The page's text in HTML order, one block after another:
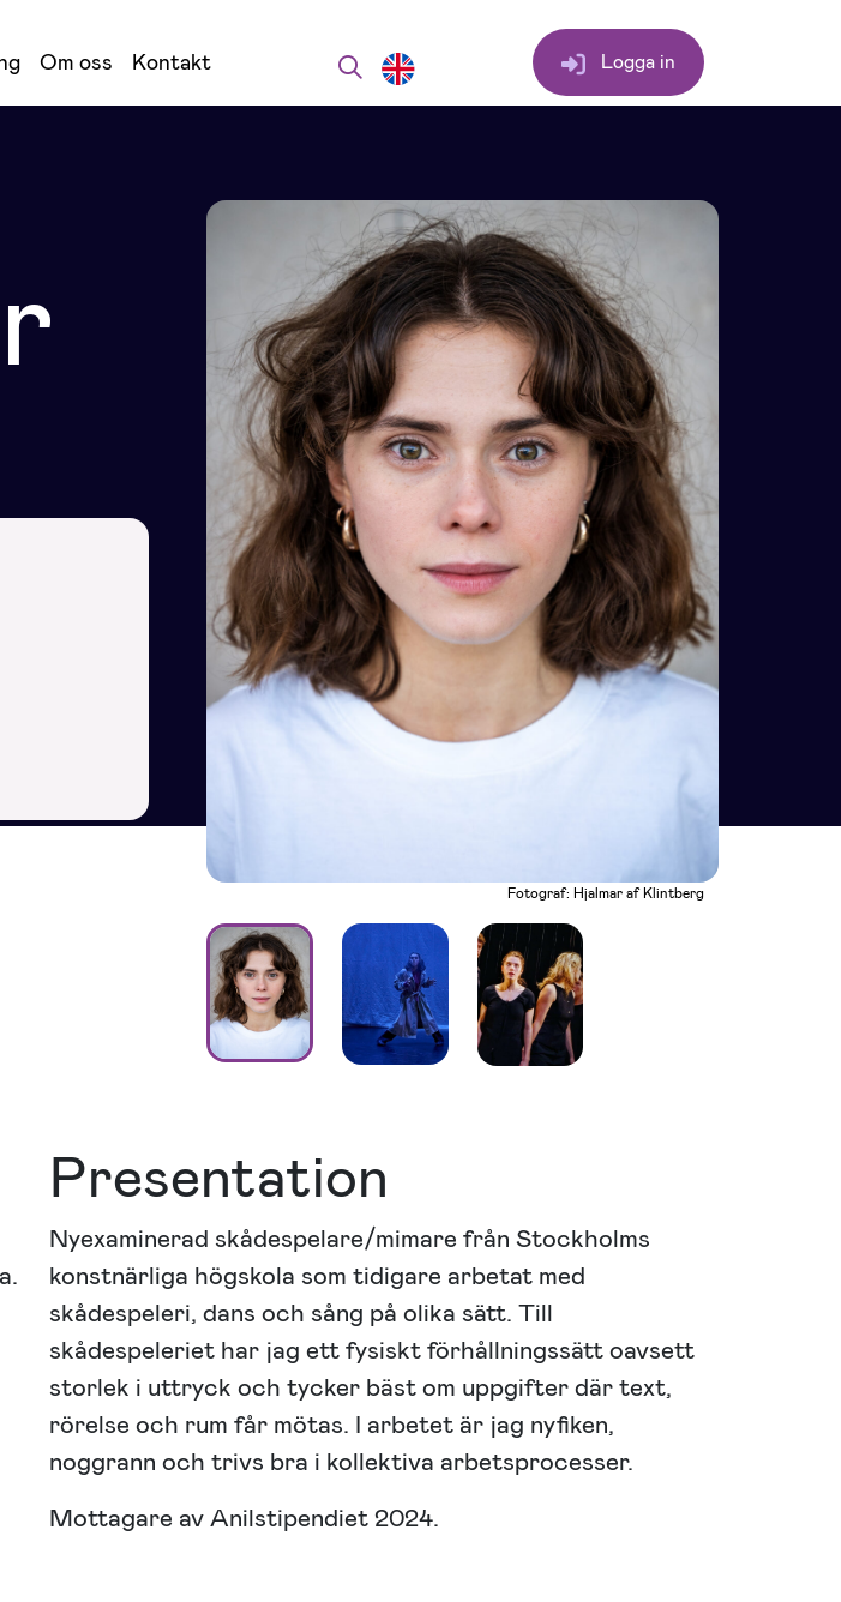
Om oss Kontakt Logga in
Fotograf: Hjalmar af Klintberg
Presentation
Nyexaminerad skådespelare/mimare från Stockholms
konstnärliga högskola som tidigare arbetat med
skådespeleri, dans och sång på olika sätt. Till
skådespeleriet har jag ett fysiskt förhållningssätt oavsett
storlek i uttryck och tycker bäst om uppgifter där text,
rörelse och rum får mötas. I arbetet är jag nyfiken,
noggrann och trivs bra i kollektiva arbetsprocesser.
Mottagare av Anilstipendiet 2024.